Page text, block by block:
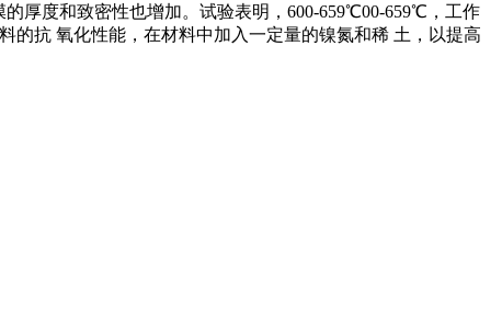
厚度和致密性也增加。试验表明，600-659℃00-659℃，工作
抗 氧化性能，在材料中加入一定量的镍氮和稀 土，以提高